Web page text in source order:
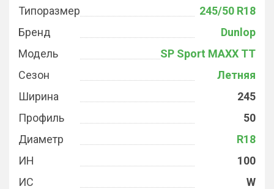
Типоразмер
245/50 R18
Бренд
Dunlop
Модель
SP Sport MAXX TT
Сезон
Летняя
Ширина
245
Профиль
50
Диаметр
R18
ИН
100
ИС
W